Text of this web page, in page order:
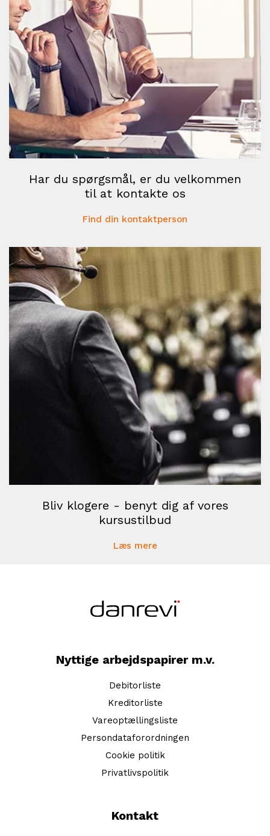
Har du spørgsmål, er du velkommen
til at kontakte os
Find din kontaktperson
Bliv klogere - benyt dig af vores
kursustilbud
Læs mere
Nyttige arbejdspapirer m.v.
Debitorliste
Kreditorliste
Vareoptællingsliste
Persondataforordningen
Cookie politik
Privatlivspolitik
Kontakt